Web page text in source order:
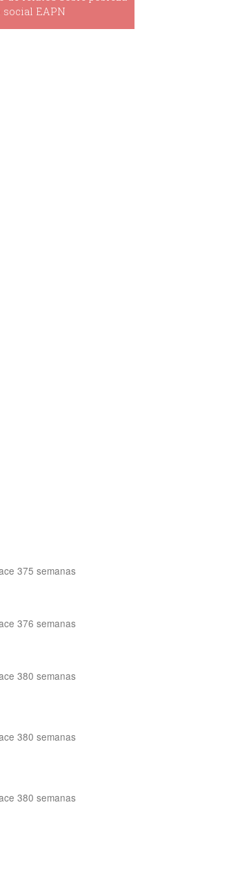
EAPN
375 semanas
376 semanas
380 semanas
380 semanas
380 semanas